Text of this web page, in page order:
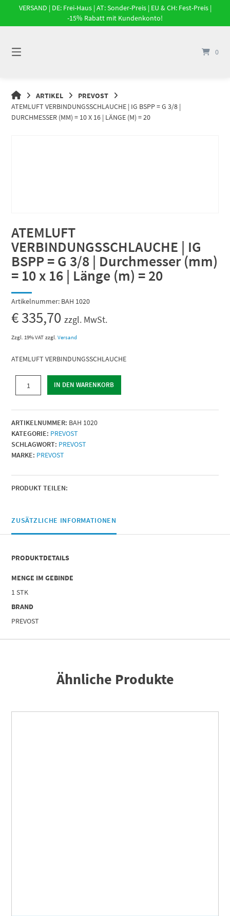
Springe
Inhalt
VERSAND | DE: Frei-Haus | AT: Sonder-Preis | EU & CH: Fest-Preis |
-15% Rabatt mit Kundenkonto!
0
DRUCKLUFT-
ONLINE
|
ARTIKEL
PREVOST
ATEMLUFT VERBINDUNGSSCHLAUCHE | IG BSPP = G 3/8 |
DURCHMESSER (MM) = 10 X 16 | LÄNGE (M) = 20
ATEMLUFT
VERBINDUNGSSCHLAUCHE | IG
BSPP = G 3/8 | Durchmesser (mm)
= 10 x 16 | Länge (m) = 20
Artikelnummer: BAH 1020
€335,70 zzgl. MwSt.
Zzgl. 19% VAT zzgl.Versand
ATEMLUFT VERBINDUNGSSCHLAUCHE
VERBINDUNGSSCHLAUCHE
IG
BSPP
=
G
3/8
Durchmesser
(mm)
x
16
(m)
=
Menge
IN DEN WARENKORB
ARTIKELNUMMER: BAH 1020
KATEGORIE: PREVOST
SCHLAGWORT: PREVOST
MARKE: PREVOST
PRODUKT TEILEN:
ZUSÄTZLICHE INFORMATIONEN
PRODUKTDETAILS
MENGE IM GEBINDE
1 STK
BRAND
PREVOST
Ähnliche Produkte